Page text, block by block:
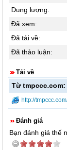
Dung lượng:
Đã xem:
Đã tải về:
Đã thảo luận:
Tải về
Từ tmpccc.com:
http://
Đánh giá
Bạn đánh giá thế